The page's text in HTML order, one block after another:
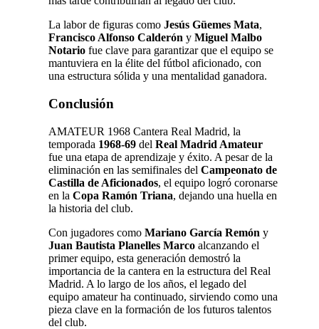
La labor de figuras como Jesús Güemes Mata,
Francisco Alfonso Calderón y Miguel Malbo
Notario fue clave para garantizar que el equipo se
mantuviera en la élite del fútbol aficionado, con
una estructura sólida y una mentalidad ganadora.
Conclusión
AMATEUR 1968 Cantera Real Madrid, la
temporada 1968-69 del Real Madrid Amateur
fue una etapa de aprendizaje y éxito. A pesar de la
eliminación en las semifinales del Campeonato de
Castilla de Aficionados, el equipo logró coronarse
en la Copa Ramón Triana, dejando una huella en
la historia del club.
Con jugadores como Mariano García Remón y
Juan Bautista Planelles Marco alcanzando el
primer equipo, esta generación demostró la
importancia de la cantera en la estructura del Real
Madrid. A lo largo de los años, el legado del
equipo amateur ha continuado, sirviendo como una
pieza clave en la formación de los futuros talentos
del club.